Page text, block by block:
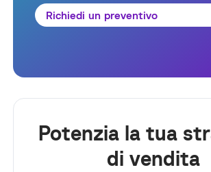
Richiedi un preventivo
Potenzia la tua
di vendita